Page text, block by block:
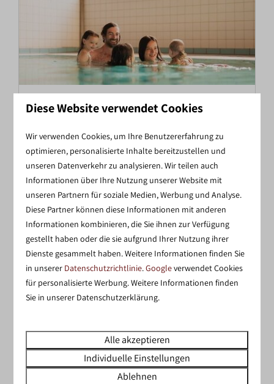
HALLENBAD
Hallenbad. Eine Reservierung ist nicht notwendig.
Viel Badespaß!
MEHR
Im Park
Diese Website verwendet Cookies
Wir verwenden Cookies, um Ihre Benutzererfahrung zu
optimieren, personalisierte Inhalte bereitzustellen und
unseren Datenverkehr zu analysieren. Wir teilen auch
Informationen über Ihre Nutzung unserer Website mit
unseren Partnern für soziale Medien, Werbung und Analyse.
Diese Partner können diese Informationen mit anderen
Informationen kombinieren, die Sie ihnen zur Verfügung
gestellt haben oder die sie aufgrund Ihrer Nutzung ihrer
Dienste gesammelt haben. Weitere Informationen finden Sie
in unserer Datenschutzrichtlinie.Googleverwendet Cookies
für personalisierte Werbung. Weitere Informationen finden
Sie in unserer Datenschutzerklärung.
Alle akzeptieren
Individuelle Einstellungen
Ablehnen